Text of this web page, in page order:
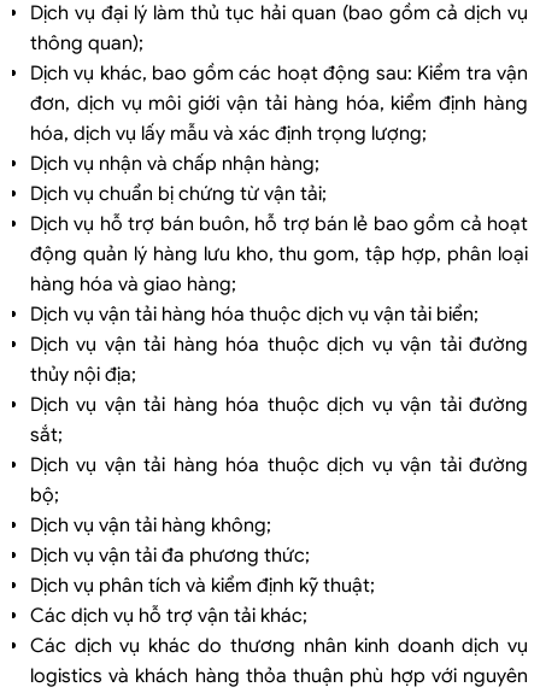
Dịch vụ đại lý làm thủ tục hải quan (bao gồm cả dịch vụ
thông quan);
Dịch vụ khác, bao gồm các hoạt động sau: Kiểm tra vận
đơn, dịch vụ môi giới vận tải hàng hóa, kiểm định hàng
hóa, dịch vụ lấy mẫu và xác định trọng lượng;
Dịch vụ nhận và chấp nhận hàng;
Dịch vụ chuẩn bị chứng từ vận tải;
Dịch vụ hỗ trợ bán buôn, hỗ trợ bán lẻ bao gồm cả hoạt
động quản lý hàng lưu kho, thu gom, tập hợp, phân loại
hàng hóa và giao hàng;
Dịch vụ vận tải hàng hóa thuộc dịch vụ vận tải biển;
Dịch vụ vận tải hàng hóa thuộc dịch vụ vận tải đường
thủy nội địa;
Dịch vụ vận tải hàng hóa thuộc dịch vụ vận tải đường
sắt;
Dịch vụ vận tải hàng hóa thuộc dịch vụ vận tải đường
bộ;
Dịch vụ vận tải hàng không;
Dịch vụ vận tải đa phương thức;
Dịch vụ phân tích và kiểm định kỹ thuật;
Các dịch vụ hỗ trợ vận tải khác;
Các dịch vụ khác do thương nhân kinh doanh dịch vụ
logistics và khách hàng thỏa thuận phù hợp với nguyên